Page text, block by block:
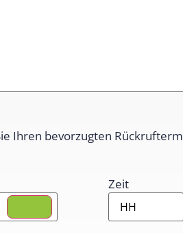
Ihren bevorzugten
Zeit